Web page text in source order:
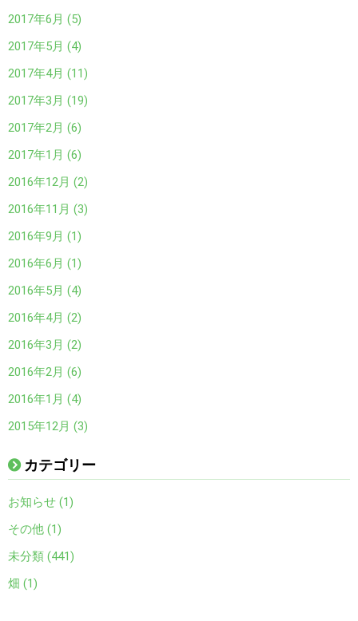
2017年6月 (5)
2017年5月 (4)
2017年4月 (11)
2017年3月 (19)
2017年2月 (6)
2017年1月 (6)
2016年12月 (2)
2016年11月 (3)
2016年9月 (1)
2016年6月 (1)
2016年5月 (4)
2016年4月 (2)
2016年3月 (2)
2016年2月 (6)
2016年1月 (4)
2015年12月 (3)
カテゴリー
お知らせ (1)
その他 (1)
未分類 (441)
畑 (1)